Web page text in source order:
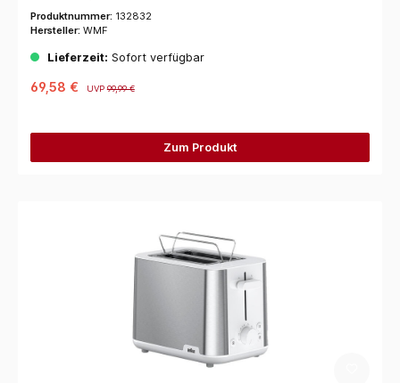
Produktnummer: 132832
Hersteller: WMF
Lieferzeit: Sofort verfügbar
69,58 € UVP99,99 €
Zum Produkt